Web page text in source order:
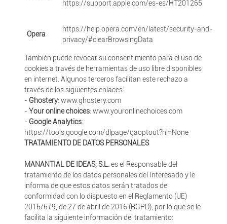
https://support.apple.com/es-es/HT201265
Opera
https://help.opera.com/en/latest/security-and-
privacy/#clearBrowsingData
También puede revocar su consentimiento para el uso de
cookies a través de herramientas de uso libre disponibles
en internet. Algunos terceros facilitan este rechazo a
través de los siguientes enlaces:
- Ghostery: www.ghostery.com
- Your online choices: www.youronlinechoices.com
- Google Analytics:
https://tools.google.com/dlpage/gaoptout?hl=None
TRATAMIENTO DE DATOS PERSONALES
MANANTIAL DE IDEAS, S.L.es el Responsable del
tratamiento de los datos personales del Interesado y le
informa de que estos datos serán tratados de
conformidad con lo dispuesto en el Reglamento (UE)
2016/679, de 27 de abril de 2016 (RGPD), por lo que se le
facilita la siguiente información del tratamiento: